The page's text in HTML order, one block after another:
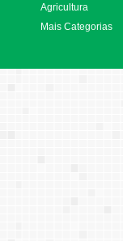
Agricultura
Mais Categorias